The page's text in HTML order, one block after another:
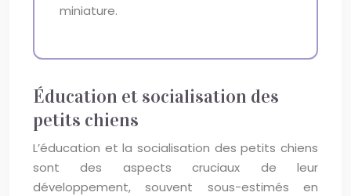
miniature.
Éducation et socialisation des
petits chiens
L’éducation et la socialisation des petits chiens
sont des aspects cruciaux de leur
développement, souvent sous-estimés en